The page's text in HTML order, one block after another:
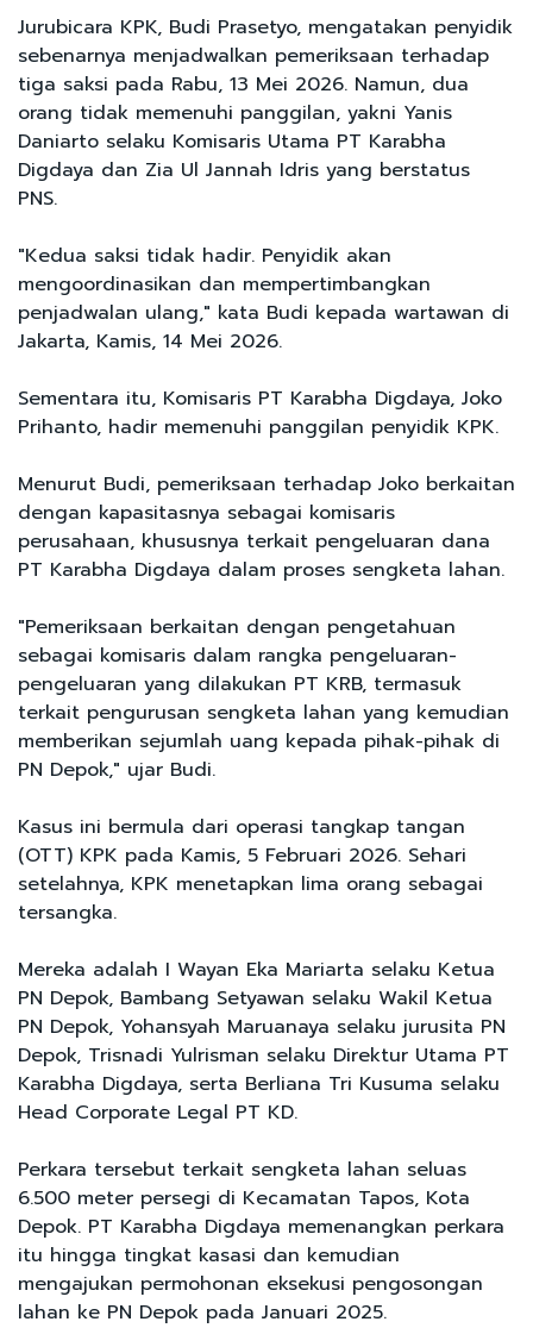
Jurubicara KPK, Budi Prasetyo, mengatakan penyidik
sebenarnya menjadwalkan pemeriksaan terhadap
tiga saksi pada Rabu, 13 Mei 2026. Namun, dua
orang tidak memenuhi panggilan, yakni Yanis
Daniarto selaku Komisaris Utama PT Karabha
Digdaya dan Zia Ul Jannah Idris yang berstatus
PNS.
"Kedua saksi tidak hadir. Penyidik akan
mengoordinasikan dan mempertimbangkan
penjadwalan ulang," kata Budi kepada wartawan di
Jakarta, Kamis, 14 Mei 2026.
Sementara itu, Komisaris PT Karabha Digdaya, Joko
Prihanto, hadir memenuhi panggilan penyidik KPK.
Menurut Budi, pemeriksaan terhadap Joko berkaitan
dengan kapasitasnya sebagai komisaris
perusahaan, khususnya terkait pengeluaran dana
PT Karabha Digdaya dalam proses sengketa lahan.
"Pemeriksaan berkaitan dengan pengetahuan
sebagai komisaris dalam rangka pengeluaran-
pengeluaran yang dilakukan PT KRB, termasuk
terkait pengurusan sengketa lahan yang kemudian
memberikan sejumlah uang kepada pihak-pihak di
PN Depok," ujar Budi.
Kasus ini bermula dari operasi tangkap tangan
(OTT) KPK pada Kamis, 5 Februari 2026. Sehari
setelahnya, KPK menetapkan lima orang sebagai
tersangka.
Mereka adalah I Wayan Eka Mariarta selaku Ketua
PN Depok, Bambang Setyawan selaku Wakil Ketua
PN Depok, Yohansyah Maruanaya selaku jurusita PN
Depok, Trisnadi Yulrisman selaku Direktur Utama PT
Karabha Digdaya, serta Berliana Tri Kusuma selaku
Head Corporate Legal PT KD.
Perkara tersebut terkait sengketa lahan seluas
6.500 meter persegi di Kecamatan Tapos, Kota
Depok. PT Karabha Digdaya memenangkan perkara
itu hingga tingkat kasasi dan kemudian
mengajukan permohonan eksekusi pengosongan
lahan ke PN Depok pada Januari 2025.